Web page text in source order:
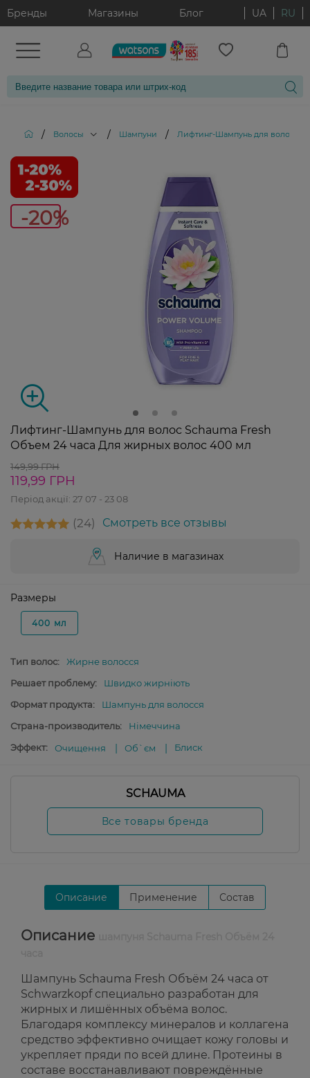
Бренды Магазины Блог UA RU
/ Волосы / Шампуни / Лифтинг-Шампунь для волос
-20%
Лифтинг-Шампунь для волос Schauma Fresh
Объем 24 часа Для жирных волос 400 мл
149,99 ГРН
119,99 ГРН
Період акції: 27 07 - 23 08
24 Смотреть все отзывы
Наличие в магазинах
Размеры
400 мл
Тип волос:
Жирне волосся
Решает проблему:
Швидко жирніють
Формат продукта:
Шампунь для волосся
Страна-производитель:
Німеччина
Эффект:
Очищення Об`єм Блиск
SCHAUMA
Все товары бренда
Описание Применение Состав
Описание
Шампунь Schauma Fresh Объём 24 часа от
Schwarzkopf специально разработан для
жирных и лишённых объёма волос.
Благодаря комплексу минералов и коллагена
средство эффективно очищает кожу головы и
укрепляет пряди по всей длине. Протеины в
составе восстанавливают повреждённые